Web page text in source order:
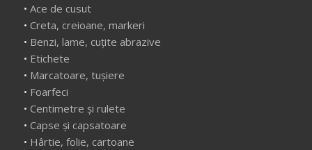
• Ace de cusut
• Creta, creioane, markeri
• Benzi, lame, cuțite abrazive
• Etichete
• Marcatoare, tușiere
• Foarfeci
• Centimetre și rulete
• Capse și capsatoare
• Hârtie, folie, cartoane